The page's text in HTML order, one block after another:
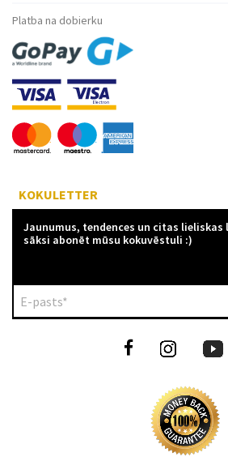
Platba na dobierku
KOKULETTER
Jaunumus, tendences un citas
sāksi abonēt mūsu kokuvēstuli :)
E-pasts*